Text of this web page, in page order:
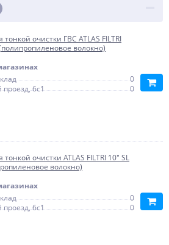
очистки ГВС ATLAS FILTRI
волокно)
0
6с1
0
очистки ATLAS FILTRI 10" SL
волокно)
0
6с1
0